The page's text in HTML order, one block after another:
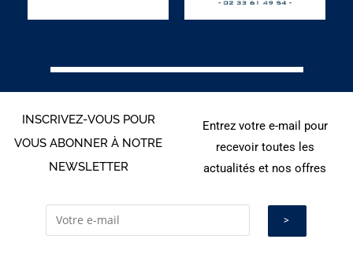
INSCRIVEZ-VOUS POUR
VOUS ABONNER À NOTRE
NEWSLETTER
Entrez votre e-mail pour
recevoir toutes les
actualités et nos offres